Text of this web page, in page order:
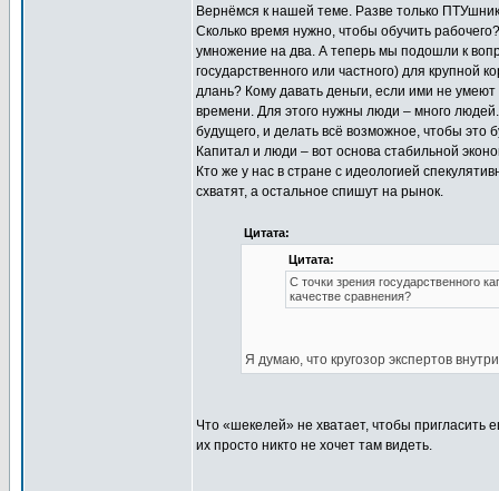
Вернёмся к нашей теме. Разве только
Сколько время нужно, чтобы обучить
умножение на два. А теперь мы подошли к
государственного или частного) для
длань? Кому давать деньги, если ими не
времени. Для этого нужны люди – много
будущего, и делать всё возможное, чтобы
Капитал и люди – вот основа стабильной
Кто же у нас в стране с идеологией
схватят, а остальное спишут на рынок.
Цитата:
Цитата:
С точки зрения государственного
качестве сравнения?
Я думаю, что кругозор экспертов
Что «шекелей» не хватает, чтобы
их просто никто не хочет там видеть.